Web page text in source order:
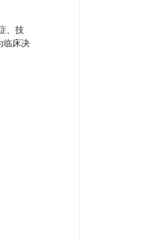
、技
临床决